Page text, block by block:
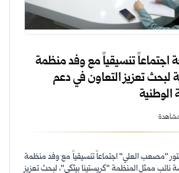
اجتماعاً تنسيقياً مع وفد منظمة
لبحث تعزيز التعاون في دعم
الوطنية
"مصعب العلي" اجتماعاً تنسيقياً مع وفد منظمة
نائب ممثل المنظمة "كريستينا بيثكي"، لبحث تعزيز